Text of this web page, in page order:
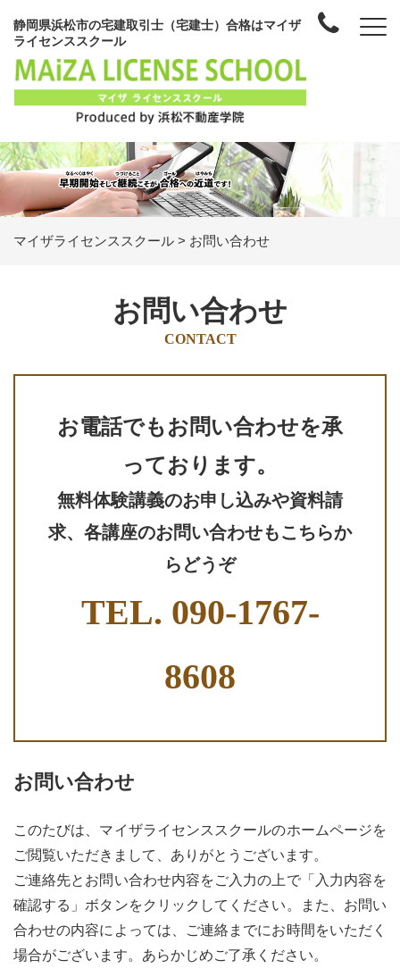
静岡県浜松市の宅建取引士（宅建士）合格はマイザ
ライセンススクール
マイザライセンススクール > お問い合わせ
お問い合わせ
CONTACT
お電話でもお問い合わせを承
っております。
無料体験講義のお申し込みや資料請
求、各講座のお問い合わせもこちらか
らどうぞ
TEL. 090-1767-
8608
お問い合わせ
このたびは、マイザライセンススクールのホームページを
ご閲覧いただきまして、ありがとうございます。
ご連絡先とお問い合わせ内容をご入力の上で「入力内容を
確認する」ボタンをクリックしてください。また、お問い
合わせの内容によっては、ご連絡までにお時間をいただく
場合がございます。あらかじめご了承ください。